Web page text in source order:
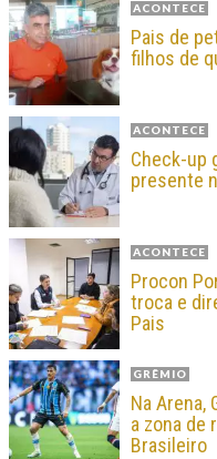
ACONTECE
Pais de
filhos de
ACONTECE
Check-up
presente
ACONTECE
Procon
troca e
Pais
GRÊMIO
Na Arena,
a zona de
Brasileiro